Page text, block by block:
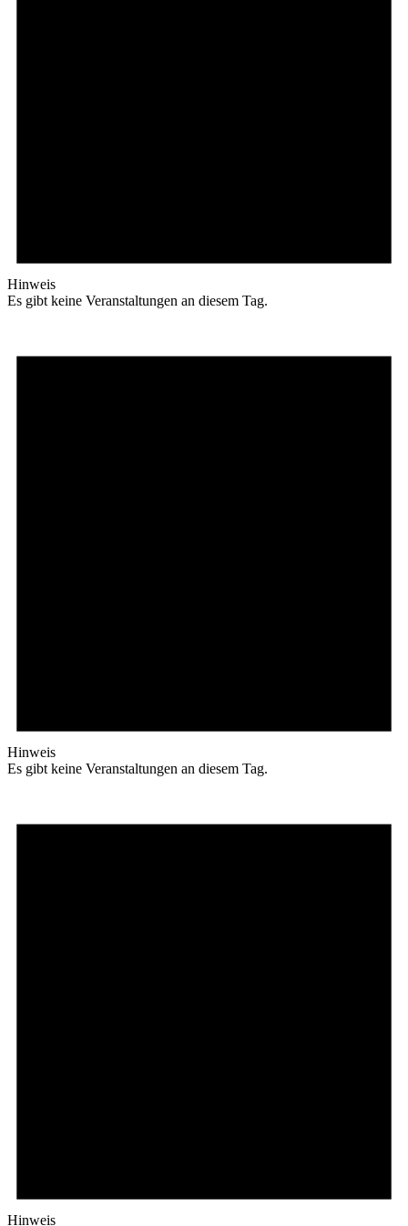
Hinweis
Es gibt keine Veranstaltungen an diesem Tag.
Hinweis
Es gibt keine Veranstaltungen an diesem Tag.
Hinweis